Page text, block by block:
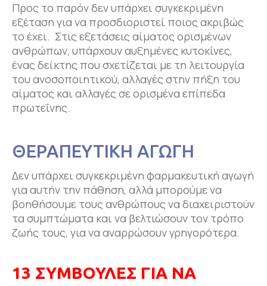
Προς το παρόν δεν υπάρχει συγκεκριμένη
εξέταση για να προσδιοριστεί ποιος ακριβώς
τo έχει. Στις εξετάσεις αίματος ορισμένων
ανθρώπων, υπάρχουν αυξημένες κυτοκίνες,
ένας δείκτης που σχετίζεται με τη λειτουργία
του ανοσοποιητικού, αλλαγές στην πήξη του
αίματος και αλλαγές σε ορισμένα επίπεδα
πρωτεΐνης.
ΘΕΡΑΠΕΥΤΙΚΗ ΑΓΩΓΗ
Δεν υπάρχει συγκεκριμένη φαρμακευτική αγωγή
για αυτήν την πάθηση, αλλά μπορούμε να
βοηθήσουμε τους ανθρώπους να διαχειριστούν
τα συμπτώματα και να βελτιώσουν τον τρόπο
ζωής τους, για να αναρρώσουν γρηγορότερα.
13 ΣΥΜΒΟΥΛΕΣ ΓΙΑ ΝΑ